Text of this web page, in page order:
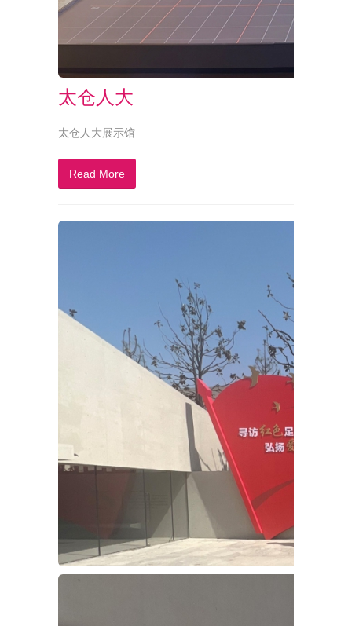
太仓人大
太仓人大展示馆
Read More